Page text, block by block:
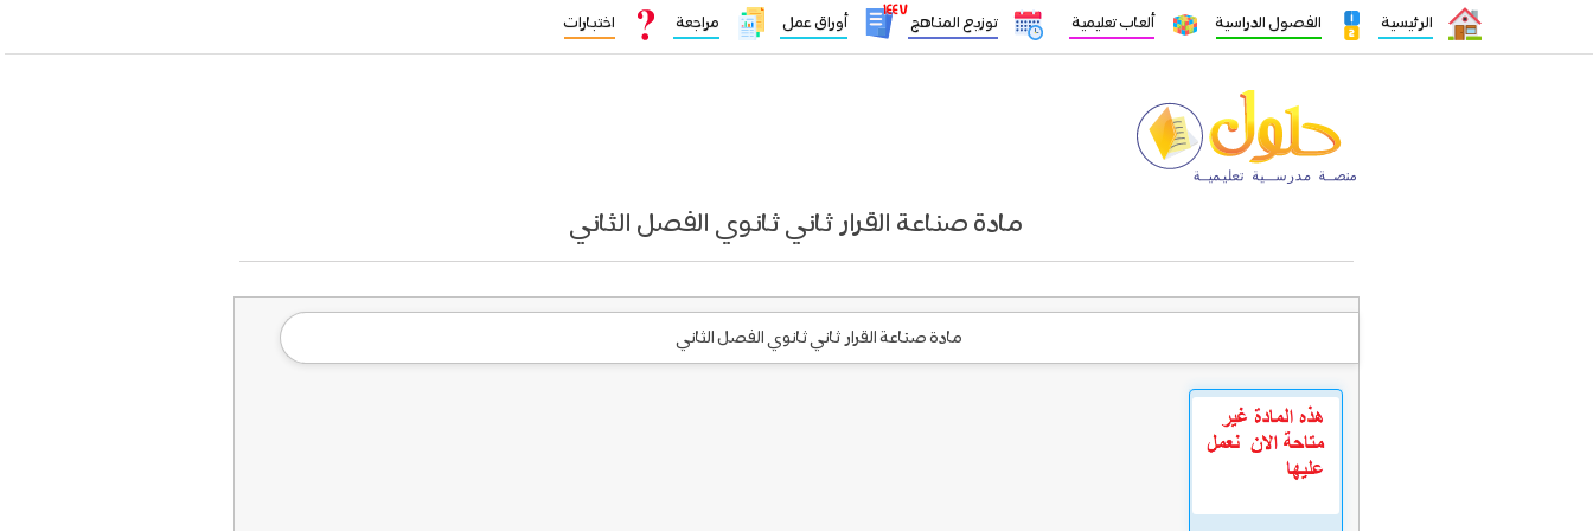
الرئيسية الفصول الدراسية ألعاب تعليمية توزيع المناهج
١٤٤٧
أوراق عمل مراجعة اختبارات
مادة صناعة القرار ثاني ثانوي الفصل الثاني
مادة صناعة القرار ثاني ثانوي الفصل الثاني